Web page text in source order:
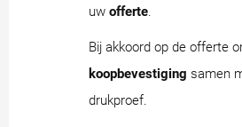
uw offerte.
Bij akkoord op de offerte
koopbevestiging samen
drukproef.